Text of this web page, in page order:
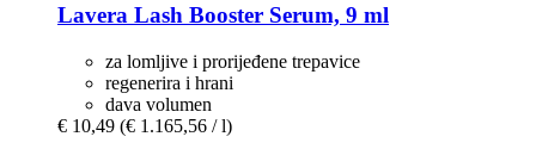
Lavera Lash Booster Serum, 9 ml
za lomljive i prorijeđene trepavice
regenerira i hrani
dava volumen
€ 10,49 (€ 1.165,56 / l)